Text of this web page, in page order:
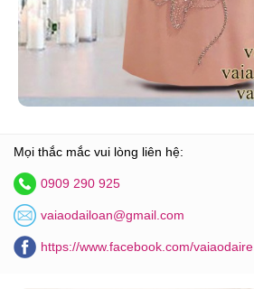
Mọi thắc mắc vui lòng liên hệ:
0909 290 925
vaiaodailoan@gmail.com
https://www.facebook.com/vaiaodaire